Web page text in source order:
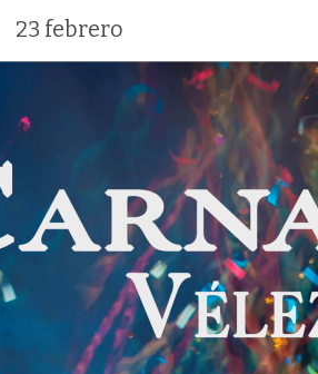
23 febrero